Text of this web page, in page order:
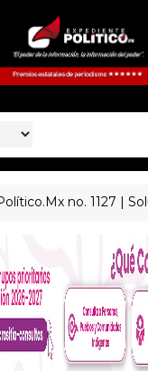
no. 1127 |